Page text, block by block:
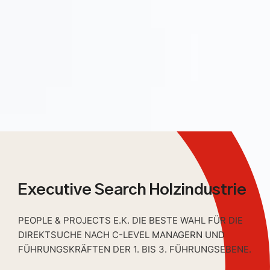
Executive Search Holzindustrie
PEOPLE & PROJECTS E.K. DIE BESTE WAHL FÜR DIE
DIREKTSUCHE NACH C-LEVEL MANAGERN UND
FÜHRUNGSKRÄFTEN DER 1. BIS 3. FÜHRUNGSEBENE.